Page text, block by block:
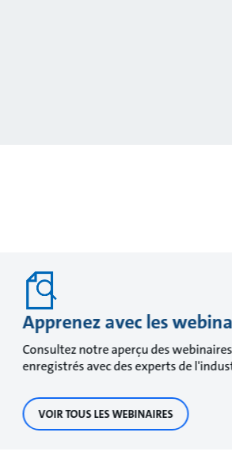
Apprenez avec les
Consultez notre aperçu des
enregistrés avec des experts de
VOIR TOUS LES WEBINAIRES